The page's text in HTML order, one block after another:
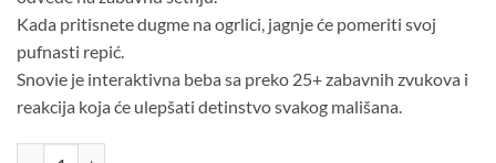
Kada pritisnete dugme na ogrlici, jagnje će pomeriti svoj
pufnasti repić.
Snovie je interaktivna beba sa preko 25+ zabavnih zvukova i
reakcija koja će ulepšati detinstvo svakog mališana.